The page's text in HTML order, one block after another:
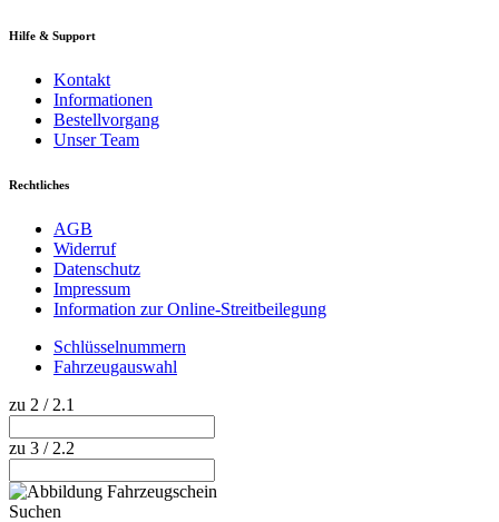
Hilfe & Support
Kontakt
Informationen
Bestellvorgang
Unser Team
Rechtliches
AGB
Widerruf
Datenschutz
Impressum
Information zur Online-Streitbeilegung
Schlüsselnummern
Fahrzeugauswahl
zu 2 / 2.1
zu 3 / 2.2
Suchen